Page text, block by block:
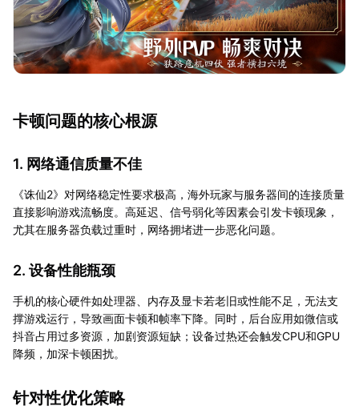
卡顿问题的核心根源
1. 网络通信质量不佳
《诛仙2》对网络稳定性要求极高，海外玩家与服务器间的连接质量
直接影响游戏流畅度。高延迟、信号弱化等因素会引发卡顿现象，
尤其在服务器负载过重时，网络拥堵进一步恶化问题。
2. 设备性能瓶颈
手机的核心硬件如处理器、内存及显卡若老旧或性能不足，无法支
撑游戏运行，导致画面卡顿和帧率下降。同时，后台应用如微信或
抖音占用过多资源，加剧资源短缺；设备过热还会触发CPU和GPU
降频，加深卡顿困扰。
针对性优化策略